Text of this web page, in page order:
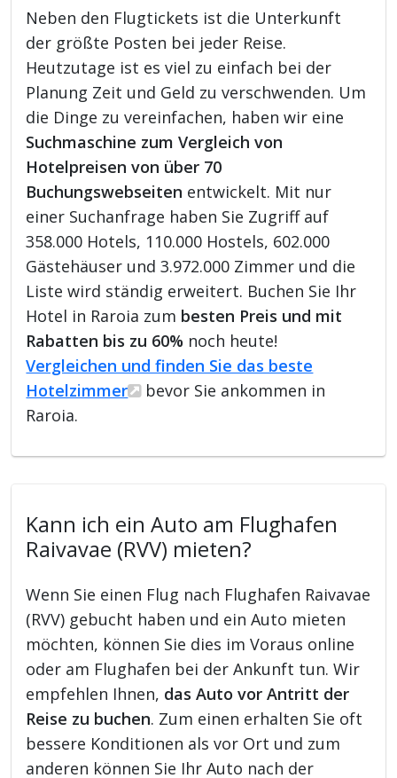
Neben den Flugtickets ist die Unterkunft
der größte Posten bei jeder Reise.
Heutzutage ist es viel zu einfach bei der
Planung Zeit und Geld zu verschwenden. Um
die Dinge zu vereinfachen, haben wir eine
Suchmaschine zum Vergleich von
Hotelpreisen von über 70
Buchungswebseiten entwickelt. Mit nur
einer Suchanfrage haben Sie Zugriff auf
358.000 Hotels, 110.000 Hostels, 602.000
Gästehäuser und 3.972.000 Zimmer und die
Liste wird ständig erweitert. Buchen Sie Ihr
Hotel in Raroia zum besten Preis und mit
Rabatten bis zu 60% noch heute!
Vergleichen und finden Sie das beste
Hotelzimmer
bevor Sie ankommen in
Raroia.
Kann ich ein Auto am Flughafen
Raivavae (RVV) mieten?
Wenn Sie einen Flug nach Flughafen Raivavae
(RVV) gebucht haben und ein Auto mieten
möchten, können Sie dies im Voraus online
oder am Flughafen bei der Ankunft tun. Wir
empfehlen Ihnen, das Auto vor Antritt der
Reise zu buchen. Zum einen erhalten Sie oft
bessere Konditionen als vor Ort und zum
anderen können Sie Ihr Auto nach der